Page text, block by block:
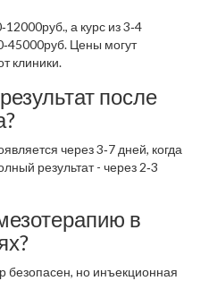
а курс из 3‑4
Цены могут
клиники.
после
через 3‑7 дней, когда
результат - через 2‑3
в
но инъекционная